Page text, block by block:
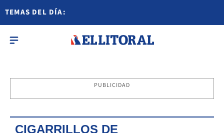
TEMAS DEL DÍA:
PUBLICIDAD
CIGARRILLOS DE